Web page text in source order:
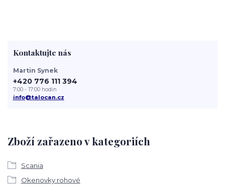
Zboží zařazeno v kategoriích
Scania
Okenovky rohové
Kontaktujte nás
Martin Synek
+420 776 111 394
7:00 - 17:00 hodin
info@talocan.cz